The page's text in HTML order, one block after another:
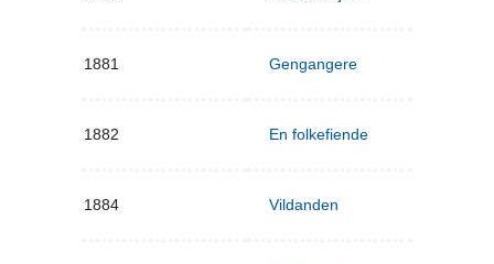
1881 Gengangere
1882 En folkefiende
1884 Vildanden